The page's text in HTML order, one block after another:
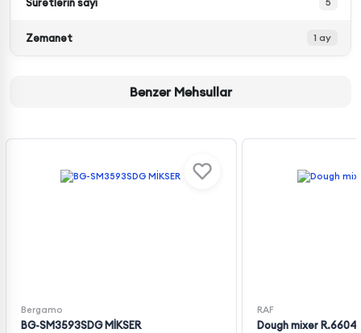
Zəmanət 1 ay
Bənzər Məhsullar
Bergamo
BG-SM3593SDG MİKSER
RAF
Dough mixer R.6604